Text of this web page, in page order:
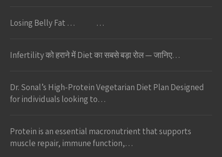
Losing Belly Fat … …
Infertility को हराने में Diet का सबसे बड़ा रोल — जानिए…
Dr. Sonal’s High-Protein Vegetarian Diet Plan Designed
for individuals looking to…
Protein is an essential macronutrient that supports
muscle repair, immune function,…